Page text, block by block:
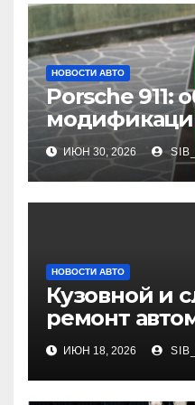
НОВОСТИ АВТО
Porsche 911:
ИЮН 30, 2026
НОВОСТИ АВТО
Кузовной и
ремонт
наличие
запчастей и
сроки
ИЮН 18, 2026